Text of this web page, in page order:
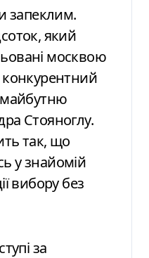
запеклим.
який
москвою
майбутню
Стояноглу.
так, що
у знайомій
вибору без
за